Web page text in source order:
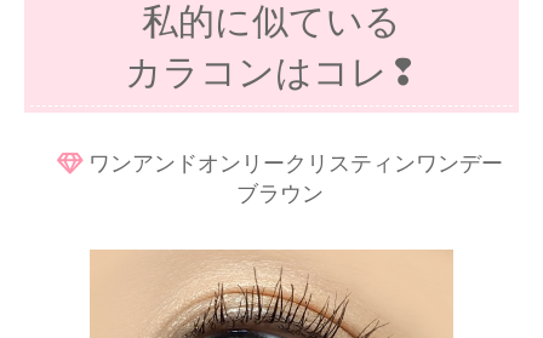
私的に似ている
カラコンはコレ❢
ワンアンドオンリークリスティンワンデー
ブラウン